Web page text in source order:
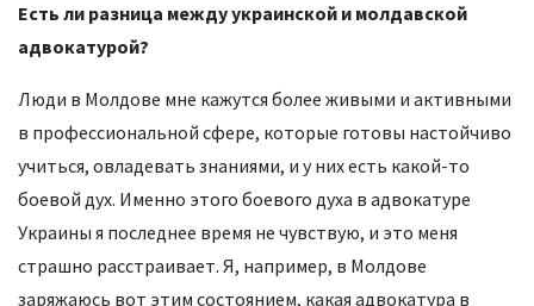
Есть ли разница между украинской и молдавской
адвокатурой?
Люди в Молдове мне кажутся более живыми и активными
в профессиональной сфере, которые готовы настойчиво
учиться, овладевать знаниями, и у них есть какой-то
боевой дух. Именно этого боевого духа в адвокатуре
Украины я последнее время не чувствую, и это меня
страшно расстраивает. Я, например, в Молдове
заряжаюсь вот этим состоянием, какая адвокатура в